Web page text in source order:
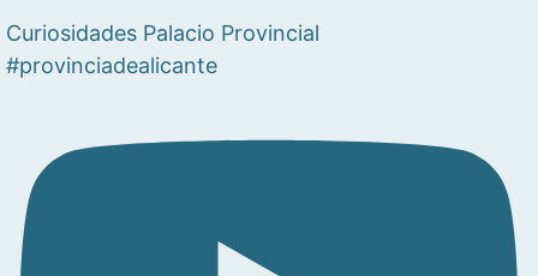
Curiosidades Palacio Provincial
#provinciadealicante